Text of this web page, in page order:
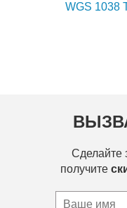
WGS 1038
Сделайте
получите